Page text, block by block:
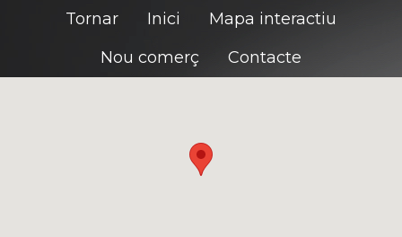
Tornar Inici
Mapa interactiu
Nou comerç
Contacte